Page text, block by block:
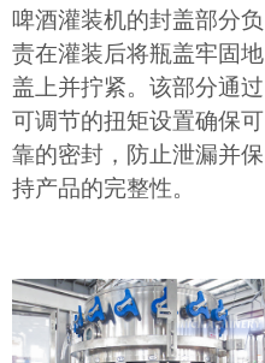
啤酒灌装机的封盖部分负
责在灌装后将瓶盖牢固地
盖上并拧紧。该部分通过
可调节的扭矩设置确保可
靠的密封，防止泄漏并保
持产品的完整性。